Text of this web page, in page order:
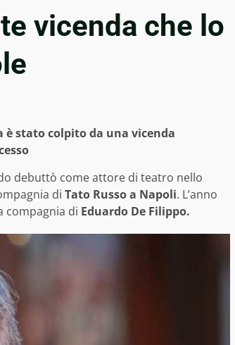
vicenda che lo
è stato colpito da una vicenda
debuttò come attore di teatro nello
di Tato Russo a Napoli. L’anno
compagnia di Eduardo De Filippo.